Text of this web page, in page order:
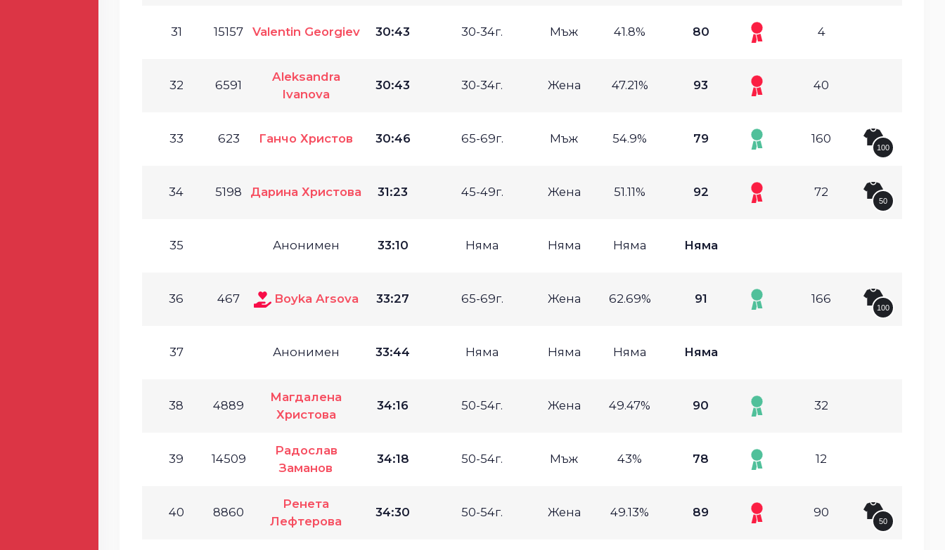
31 15157 Valentin Georgiev 30:43 30-34г. Мъж 41.8% 80 4
32 6591
Aleksandra
Ivanova
30:43 30-34г. Жена 47.21% 93 40
33 623 Ганчо Христов 30:46 65-69г. Мъж 54.9% 79 160
100
34 5198 Дарина Христова 31:23 45-49г. Жена 51.11% 92 72
50
35 Анонимен 33:10 Няма Няма Няма Няма
36 467 Boyka Arsova 33:27 65-69г. Жена 62.69% 91 166
100
37 Анонимен 33:44 Няма Няма Няма Няма
38 4889
Магдалена
Христова
34:16 50-54г. Жена 49.47% 90 32
39 14509
Радослав
Заманов
34:18 50-54г. Мъж 43% 78 12
40 8860
Ренета
Лефтерова
34:30 50-54г. Жена 49.13% 89 90
50